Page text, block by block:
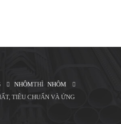
NHÔMTHÌ NHÔM
TIÊU CHUẨN VÀ ỨNG